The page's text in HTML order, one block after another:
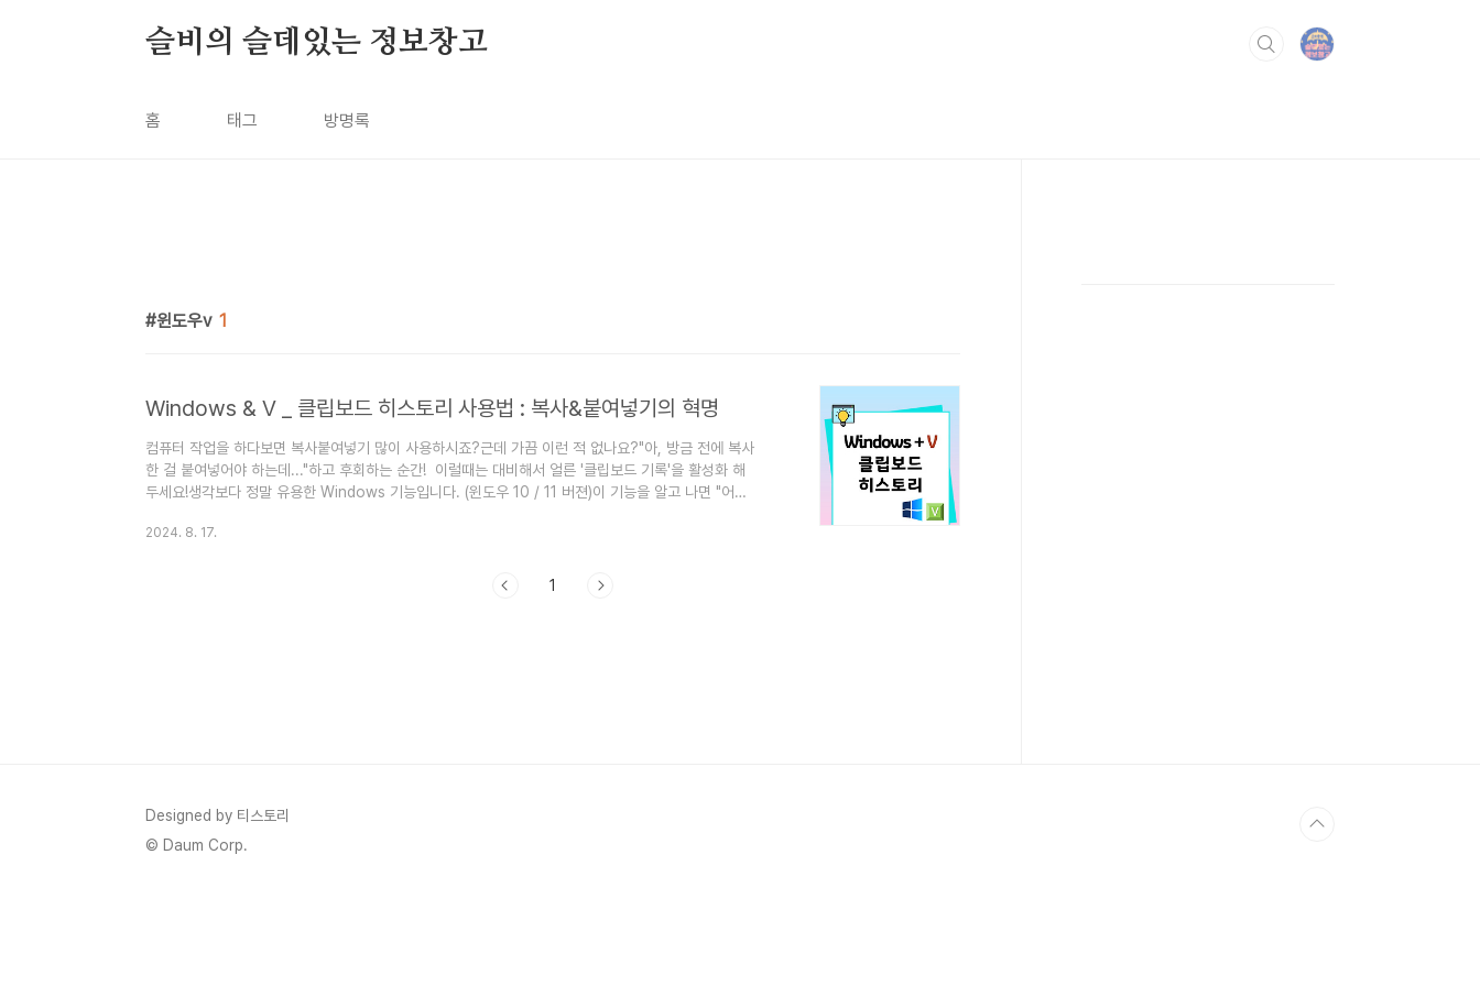
슬비의 슬데있는 정보창고
홈 태그 방명록
윈도우v 1
Windows & V _ 클립보드 히스토리 사용법 : 복사&붙여넣기의 혁명
컴퓨터 작업을 하다보면 복사붙여넣기 많이 사용하시죠?근데 가끔 이런 적 없나요?"아, 방금 전에 복사
한 걸 붙여넣어야 하는데..."하고 후회하는 순간! 이럴때는 대비해서 얼른 '클립보드 기록'을 활성화 해
두세요!생각보다 정말 유용한 Windows 기능입니다. (윈도우 10 / 11 버젼)이 기능을 알고 나면 "어떻
드 히스토리는 복붙 또는 캡쳐 등 컴퓨터 활동에 있어서 Windows의 숨은 영웅이에요. 이 기능을 사용
방법자, 먼저 이 멋진 기능을 켜볼까요? a) Windows 키 + I를 눌러 ..
2024. 8. 17.
1
Designed by 티스토리
© Daum Corp.